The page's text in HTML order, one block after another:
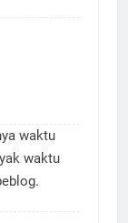
waktu
waktu